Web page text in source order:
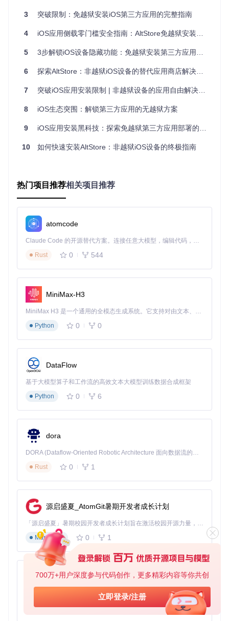
700万+用户深度参与代码创作，更多精彩内容等你共创
立即登录/注册
软件准备：
Xcode命令行工具（可通过xcode-select --install安
装）
Git版本控制工具
第二步：安装并配置AltServer
AltServer是AltStore的核心组件，负责与iOS设备通信并处理
应用签名。
进入项目目录，找到AltServer应用并打开
使用USB数据线连接iOS设备到电脑
在设备上点击"信任此电脑"，并解锁设备
第三步：安装AltStore到iOS设备
在Mac菜单栏中找到AltServer图标，点击"Install AltStore"
从下拉菜单中选择你的iOS设备
存储）
等待安装完成，在iOS设备主屏幕上找到AltStore应用
重要步骤
你的Apple ID对应的证书，点击"信任"以启用AltStore。
AltStore使用技巧与最佳实践
应用管理建议：
定期打开AltStore以触发自动签名续期
通过"我的应用"页面查看已安装应用及其过期时间
安全使用提示：
仅从可信来源安装应用
定期检查应用更新以获取安全补丁
避免安装来源不明的IPA文件
常见问题解答
Q：AltStore安装的应用会被苹果检测并封禁吗？A：AltStore
使用个人开发者证书签名应用，只要不涉及恶意行为，通常不
会被封禁。但苹果可能会偶尔吊销证书，这时只需重新安装Alt
Q：没有Mac电脑可以使用AltStore吗？A：目前AltStore主要
3 突破限制：免越狱安装iOS第三方应用的完整指南
4 iOS应用侧载零门槛安全指南：AltStore免越狱安装全攻略
5 3步解锁iOS设备隐藏功能：免越狱安装第三方应用全攻略
6 探索AltStore：非越狱iOS设备的替代应用商店解决方案
7 突破iOS应用安装限制 | 非越狱设备的应用自由解决方案
8 iOS生态突围：解锁第三方应用的无越狱方案
9 iOS应用安装黑科技：探索免越狱第三方应用部署的隐藏技巧
10 如何快速安装AltStore：非越狱iOS设备的终极指南
热门项目推荐相关项目推荐
atomcode
Claude Code 的开源替代方案。连接任意大模型，编辑代码，运行命令，自动验证 — 全自动执行。用 Rust 构建，极致性能。 ｜ An open-source alternative to Claude Code. Connect any LLM, edit code, run commands, and verify changes — autonomously. Built in Rust for speed. Get Started
Rust
0 544
MiniMax-H3
MiniMax H3 是一个通用的全模态生成系统。它支持对由文本、图像、视频和音频组成的多模态上下文进行统一理解，并能生成分辨率高达 2K、时长可达 15 秒的带原生立体声音频的视频。得益于面向任务泛化的系统设计，H3 在预训练阶段就已具备广泛的多模态上下文理解与生成能力，能够出色地执行复杂的多模态指令。
Python
0 0
DataFlow
基于大模型算子和工作流的高效文本大模型训练数据合成框架
Python
0 6
dora
DORA (Dataflow-Oriented Robotic Architecture 面向数据流的机器人架构) 是为 AI 与具身智能机器人打造的高性能开发框架，以数据流范式重构开发逻辑，原生支持分布式部署与端边云协同 —— 无需复杂适配，即可实现一体端到端具身大小脑、VLA等模型部署，无缝衔接感知、推理、控制全链路，让 AI 能力与机器人动作深度融合。 依托 Rust 内核与零拷贝通信技术，它将具身大小脑、VLA等模型推理、多模态数据融合延迟压缩至微秒级，同时兼容 ROS2 生态与国产 AI 芯片，彻底降低具身智能机器人的开发门槛，让分布式部署下的 AI 赋能创新更高效、更灵活。
Rust
0 1
源启盛夏_AtomGit暑期开发者成长计划
「源启盛夏」暑期校园开发者成长计划旨在激活校园开源力量，通过积分激励、认证扶持、资源倾斜等形式，引导高校组织和开发者完成「入驻 — 建项目 — 做贡献 — 获认证 — 得资源」的完整闭环。无论你是想带领社团入驻平台的组织者，还是希望用代码贡献证明自己的开发者，都能在这里找到属于你的成长路径。
Markdown
0 1
py-xiaozhi
基于Python的Xiaozhi AI，适用于想要完整Xiaozhi体验而无需拥有专用硬件的用户。
Python
0 1